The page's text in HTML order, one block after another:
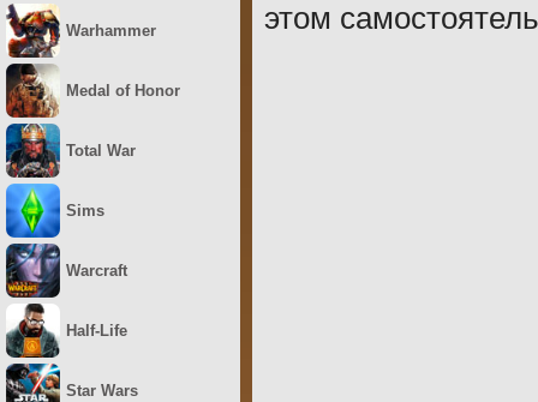
этом
Warhammer
Medal of Honor
Total War
Sims
Warcraft
Half-Life
Star Wars